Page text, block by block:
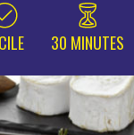
30 MINUTES